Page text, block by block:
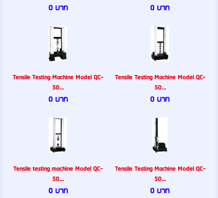
0 บาท 0 บาท
Tensile Testing Machine Model QC-
50...
0 บาท
Tensile Testing Machine Model QC-
50...
0 บาท
Tensile testing machine Model QC-
50...
0 บาท
Tensile Testing Machine Model QC-
50...
0 บาท